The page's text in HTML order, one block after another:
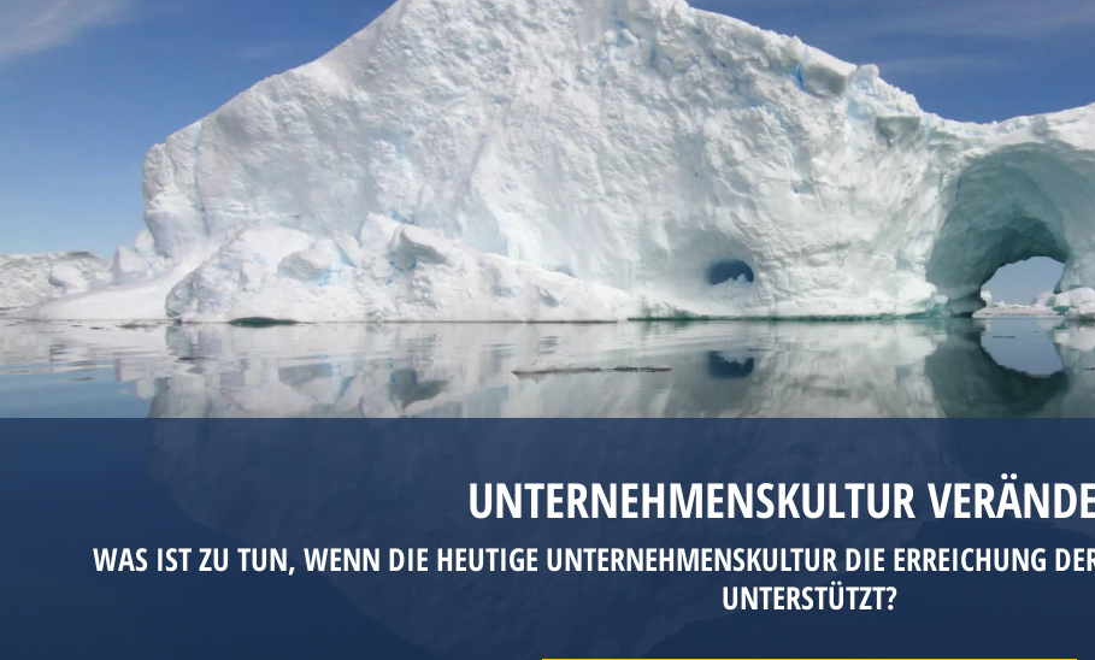
UNTERNEHMENSKULTUR
WAS IST ZU TUN, WENN DIE HEUTIGE UNTERNEHMENSKULTUR DIE ERREICHUNG
UNTERSTÜTZT?